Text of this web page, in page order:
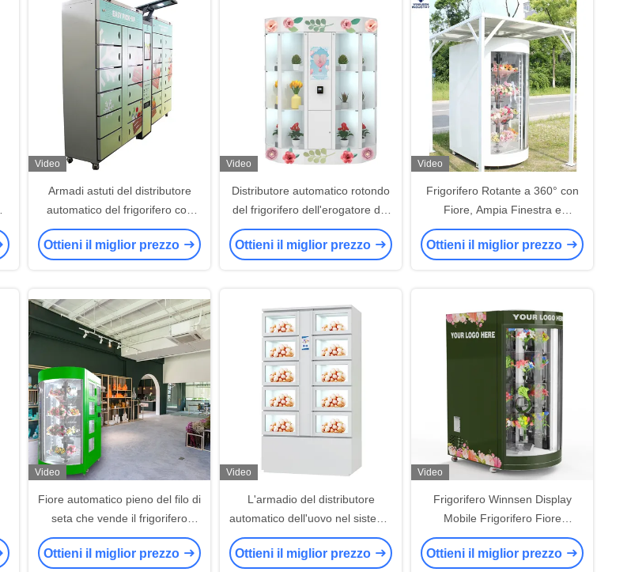
Video
Armadi astuti del distributore
automatico del frigorifero con
Wifi per l'ufficio del lavoro della
scuola dei bambini
Ottieni il miglior prezzo
Video
Distributore automatico rotondo
del frigorifero dell'erogatore del
fiore con l'armadio di
raffreddamento astuto 120V
Ottieni il miglior prezzo
Video
Frigorifero Rotante a 360° con
Fiore, Ampia Finestra e
Schermo
Ottieni il miglior prezzo
Video
Fiore automatico pieno del filo di
seta che vende il frigorifero
trasparente della porta della
macchina dell'armadio
Ottieni il miglior prezzo
Video
L'armadio del distributore
automatico dell'uovo nel sistema
di raffreddamento del frigorifero
può essere personalizzato
Ottieni il miglior prezzo
Video
Frigorifero Winnsen Display
Mobile Frigorifero Fiore
Frigorifero per la vendita
Ottieni il miglior prezzo